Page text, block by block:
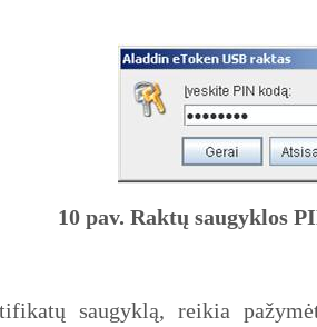
10 pav. Raktų saugyklos
saugyklą, reikia